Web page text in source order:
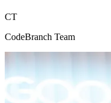
CT
CodeBranch Team